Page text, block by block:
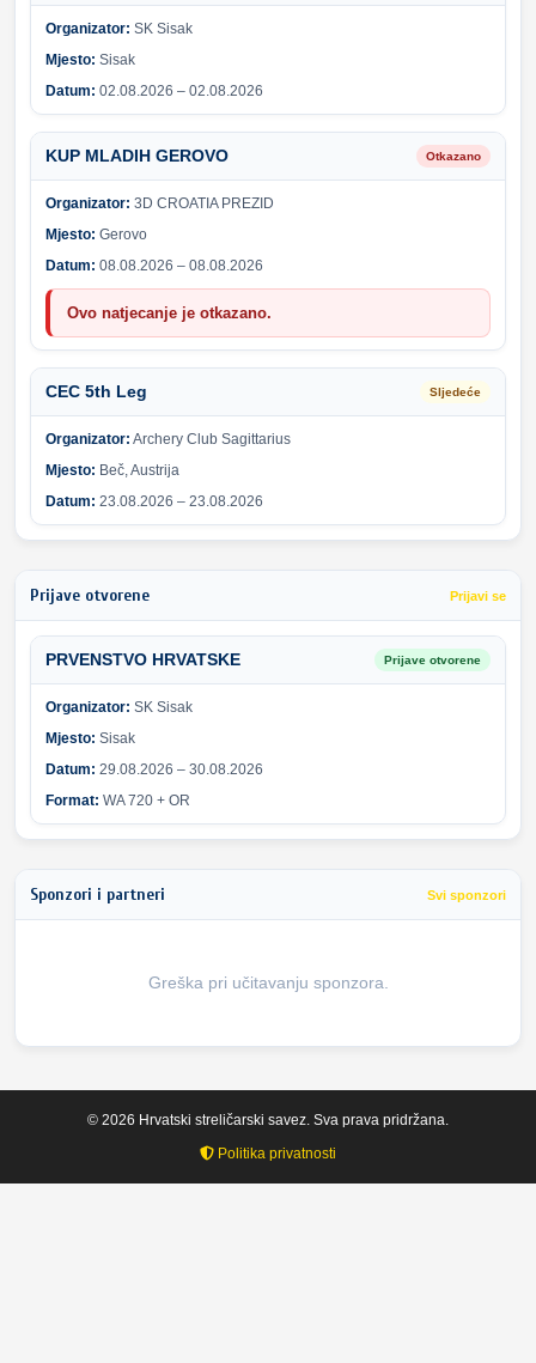
Organizator: SK Sisak
Mjesto: Sisak
Datum: 02.08.2026 – 02.08.2026
KUP MLADIH GEROVO Otkazano
Organizator: 3D CROATIA PREZID
Mjesto: Gerovo
Datum: 08.08.2026 – 08.08.2026
Ovo natjecanje je otkazano.
CEC 5th Leg Sljedeće
Organizator: Archery Club Sagittarius
Mjesto: Beč, Austrija
Datum: 23.08.2026 – 23.08.2026
Prijave otvorene Prijavi se
PRVENSTVO HRVATSKE Prijave otvorene
Organizator: SK Sisak
Mjesto: Sisak
Datum: 29.08.2026 – 30.08.2026
Format: WA 720 + OR
Sponzori i partneri Svi sponzori
Greška pri učitavanju sponzora.
© 2026 Hrvatski streličarski savez. Sva prava pridržana.
Politika privatnosti